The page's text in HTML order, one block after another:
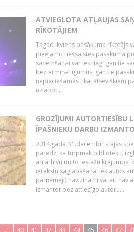
ATVIEGLOTA ATĻAUJAS
RĪKOTĀJIEM
Tagad ikviens pasākuma rīkotājs
pieejamo tiešsaistes pasākuma
saņemšanai var iesniegt gan tie
beztermiņa līgumus, gan tie
nepieciešamas tikai atsevišķiem
uzlabot...
GROZĪJUMI AUTORTIESĪBU
ĪPAŠNIEKU DARBU
2014.gada 31.decembrī stājās
paredz, ka turpmāk bibliotēku,
arī arhīvu un to iestāžu krājumos,
ierakstu saglabāšana, iekļautos
pārņēmēji) nav zināmi vai arī nav
izmantot bez attiecīgo autoru...
.. 40 41 42 43 44 45 46 47